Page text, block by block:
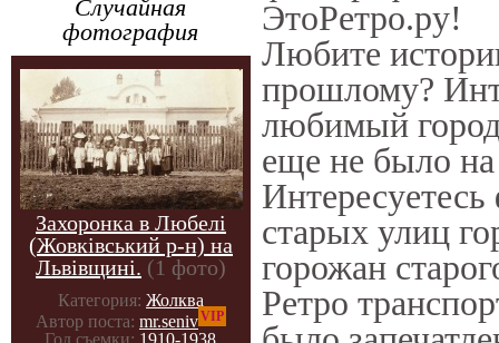
Случайная
фотография
Захоронка в Любелі
(Жовківський р-н) на
Львівщині. (1 фото)
Категория: Жолква
Автор поста: mr.senivVIP
ЭтоРетро.ру!
Любите
прошлому?
любимый
еще не было на
Интересуетесь
старых улиц
горожан
Ретро